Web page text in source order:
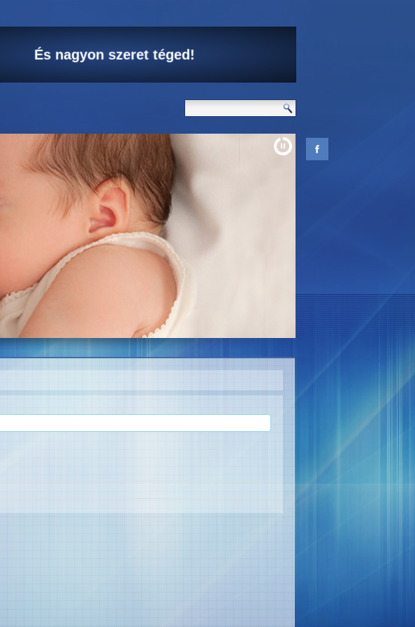
A kicsid élni akar.
És nagyon szeret téged!